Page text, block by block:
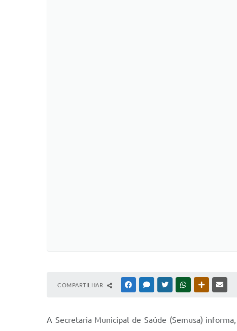
COMPARTILHAR FACEBOOKMESSENGER
TWITTERWHATSAPPOUTRAS
A Secretaria Municipal de Saúde (Semusa)